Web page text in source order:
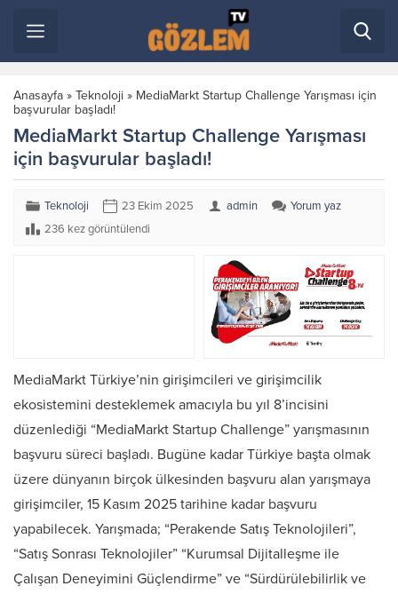
Anasayfa » Teknoloji » MediaMarkt Startup Challenge Yarışması için
başvurular başladı!
MediaMarkt Startup Challenge Yarışması
için başvurular başladı!
Teknoloji 23 Ekim 2025 admin
Yorum yaz
236 kez görüntülendi
MediaMarkt Türkiye’nin girişimcileri ve girişimcilik
ekosistemini desteklemek amacıyla bu yıl 8’incisini
düzenlediği “MediaMarkt Startup Challenge” yarışmasının
başvuru süreci başladı. Bugüne kadar Türkiye başta olmak
üzere dünyanın birçok ülkesinden başvuru alan yarışmaya
girişimciler, 15 Kasım 2025 tarihine kadar başvuru
yapabilecek. Yarışmada; “Perakende Satış Teknolojileri”,
“Satış Sonrası Teknolojiler” “Kurumsal Dijitalleşme ile
Çalışan Deneyimini Güçlendirme” ve “Sürdürülebilirlik ve